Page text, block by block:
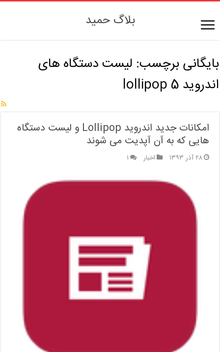
بلاگ حمید
بایگانی برچسب: لیست دستگاه های
اندروید 5 lollipop
امکانات جدید اندروید Lollipop و لیست دستگاه
هایی که به آن آپدیت می شوند
۲۸ آذر ۱۳۹۳ اخبار ۱